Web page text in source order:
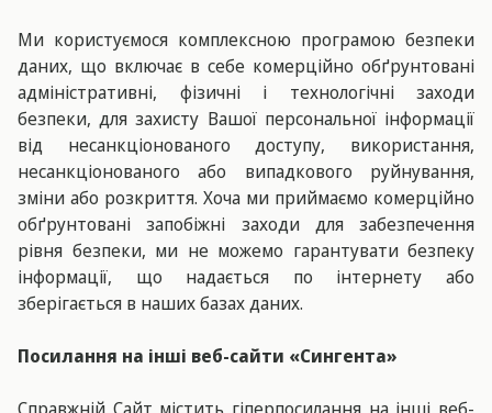
Ми користуємося комплексною програмою безпеки
даних, що включає в себе комерційно обґрунтовані
адміністративні, фізичні і технологічні заходи
безпеки, для захисту Вашої персональної інформації
від несанкціонованого доступу, використання,
несанкціонованого або випадкового руйнування,
зміни або розкриття. Хоча ми приймаємо комерційно
обґрунтовані запобіжні заходи для забезпечення
рівня безпеки, ми не можемо гарантувати безпеку
інформації, що надається по інтернету або
зберігається в наших базах даних.
Посилання на інші веб-сайти «Сингента»